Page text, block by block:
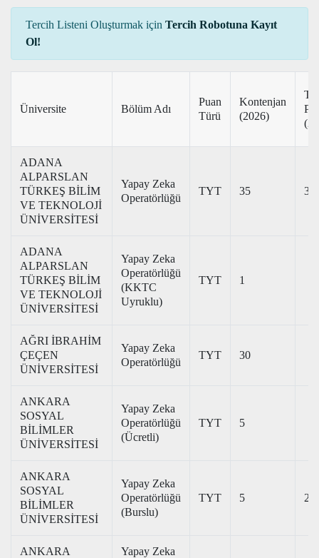
Tercih Listeni Oluşturmak için Tercih Robotuna Kayıt
Ol!
Üniversite Bölüm Adı
Puan
Türü
Kontenjan
(2026)
ADANA
ALPARSLAN
TÜRKEŞ BİLİM
VE TEKNOLOJİ
ÜNİVERSİTESİ
Yapay Zeka
Operatörlüğü
TYT 35
ADANA
ALPARSLAN
TÜRKEŞ BİLİM
VE TEKNOLOJİ
ÜNİVERSİTESİ
Yapay Zeka
Operatörlüğü
(KKTC
Uyruklu)
TYT 1
AĞRI İBRAHİM
ÇEÇEN
ÜNİVERSİTESİ
Yapay Zeka
Operatörlüğü
TYT 30
ANKARA
SOSYAL
BİLİMLER
ÜNİVERSİTESİ
Yapay Zeka
Operatörlüğü
(Ücretli)
TYT 5
ANKARA
SOSYAL
BİLİMLER
ÜNİVERSİTESİ
Yapay Zeka
Operatörlüğü
(Burslu)
TYT 5
ANKARA
Yapay Zeka